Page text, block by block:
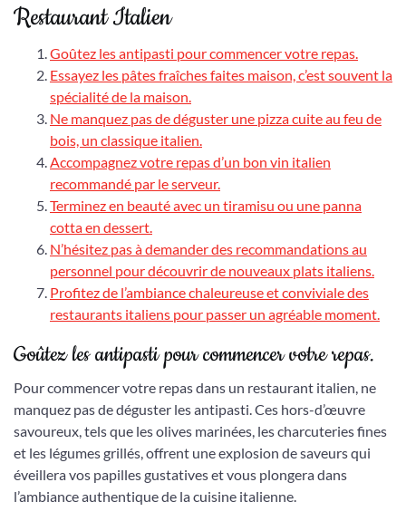
Restaurant Italien
Goûtez les antipasti pour commencer votre repas.
Essayez les pâtes fraîches faites maison, c’est souvent la
spécialité de la maison.
Ne manquez pas de déguster une pizza cuite au feu de
bois, un classique italien.
Accompagnez votre repas d’un bon vin italien
recommandé par le serveur.
Terminez en beauté avec un tiramisu ou une panna
cotta en dessert.
N’hésitez pas à demander des recommandations au
personnel pour découvrir de nouveaux plats italiens.
Profitez de l’ambiance chaleureuse et conviviale des
restaurants italiens pour passer un agréable moment.
Goûtez les antipasti pour commencer votre repas.
Pour commencer votre repas dans un restaurant italien, ne
manquez pas de déguster les antipasti. Ces hors-d’œuvre
savoureux, tels que les olives marinées, les charcuteries fines
et les légumes grillés, offrent une explosion de saveurs qui
éveillera vos papilles gustatives et vous plongera dans
l’ambiance authentique de la cuisine italienne.